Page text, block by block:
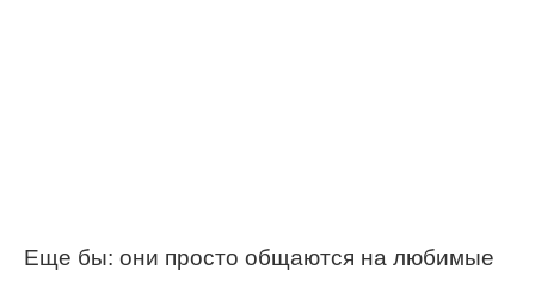
Еще бы: они просто общаются на любимые